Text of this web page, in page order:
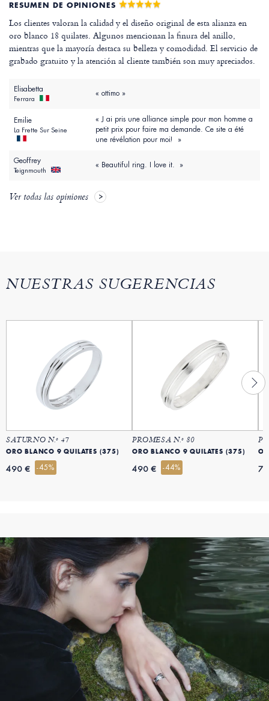
RESUMEN DE OPINIONES
Los clientes valoran la calidad y el diseño original de esta alianza en
oro blanco 18 quilates. Algunos mencionan la finura del anillo,
mientras que la mayoría destaca su belleza y comodidad. El servicio de
grabado gratuito y la atención al cliente también son muy apreciados.
Elisabetta
Ferrara
« ottimo »
Emilie
La Frette Sur Seine
« J ai pris une alliance simple pour mon homme a
petit prix pour faire ma demande. Ce site a été
une révélation pour moi! »
Geoffrey
Teignmouth
« Beautiful ring. I love it. »
Ver todas las opiniones
NUESTRAS SUGERENCIAS
SATURNO N.º 47
ORO BLANCO 9 QUILATES (375)
490 € -45%
PROMESA N.º 80
ORO BLANCO 9 QUILATES (375)
490 € -44%